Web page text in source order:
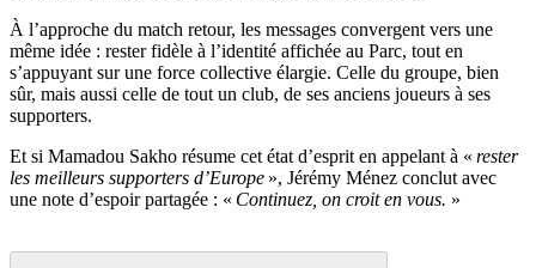
À l’approche du match retour, les messages convergent vers une
même idée : rester fidèle à l’identité affichée au Parc, tout en
s’appuyant sur une force collective élargie. Celle du groupe, bien
sûr, mais aussi celle de tout un club, de ses anciens joueurs à ses
supporters.
Et si Mamadou Sakho résume cet état d’esprit en appelant à « rester
les meilleurs supporters d’Europe », Jérémy Ménez conclut avec
une note d’espoir partagée : « Continuez, on croit en vous. »